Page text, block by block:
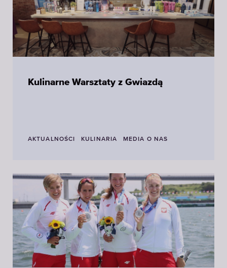
Kulinarne Warsztaty z Gwiazdą
AKTUALNOŚCI KULINARIA MEDIA O NAS